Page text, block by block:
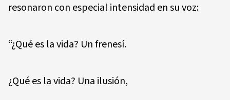
resonaron con especial intensidad en su voz:
“¿Qué es la vida? Un frenesí.
¿Qué es la vida? Una ilusión,